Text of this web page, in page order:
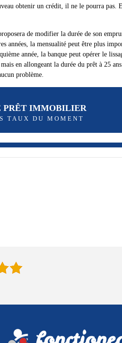
obtenir un crédit, il ne le pourra pas.
de modifier la durée de son
années, la mensualité peut être plus
année, la banque peut opérer le
en allongeant la durée du prêt à 25
problème.
PRÊT IMMOBILIER
TAUX DU MOMENT